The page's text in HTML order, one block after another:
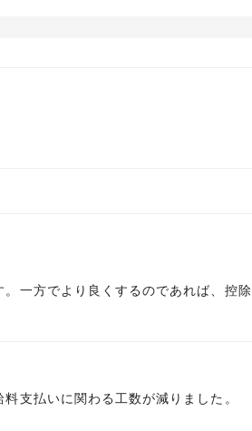
一方でより良くするのであれば、控除
支払いに関わる工数が減りました。